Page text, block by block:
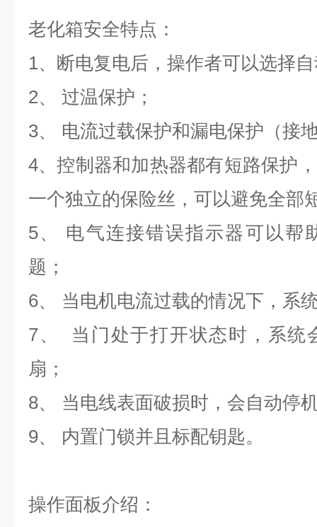
老化箱安全特点：
1、断电复电后，操作者可以选择
2、 过温保护；
3、 电流过载保护和漏电保护（接
4、控制器和加热器都有短路保护
一个独立的保险丝，可以避免全部
5、 电气连接错误指示器可以帮
题；
6、 当电机电流过载的情况下，系
7、 当门处于打开状态时，系统
扇；
8、 当电线表面破损时，会自动停
9、 内置门锁并且标配钥匙。
操作面板介绍：